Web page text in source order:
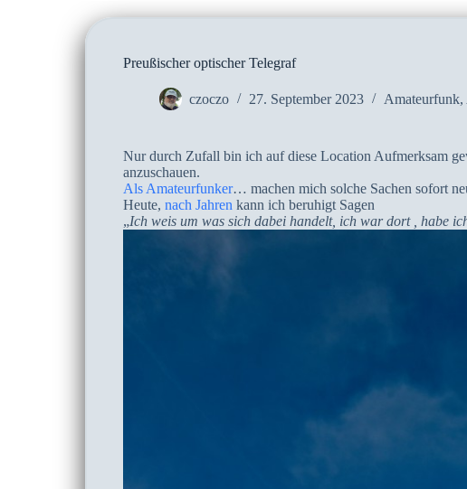
Preußischer optischer Telegraf
czoczo 27. September 2023 Amateurfunk,
Nur durch Zufall bin ich auf diese Location Aufmerksam
anzuschauen.
Als Amateurfunker… machen mich solche Sachen sofort
Heute, nach Jahren kann ich beruhigt Sagen
„Ich weis um was sich dabei handelt, ich war dort , habe